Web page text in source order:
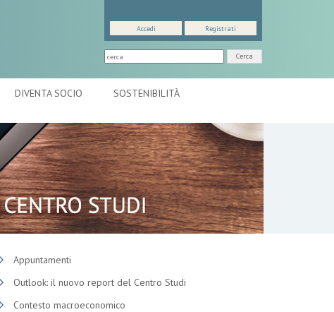
Cerca
Accedi Registrati
DIVENTA SOCIO
SOSTENIBILITÀ
Appuntamenti
Outlook: il nuovo report del Centro Studi
Contesto macroeconomico